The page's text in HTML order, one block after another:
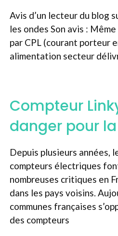
Avis d’un lecteur du blog
les ondes Son avis : Même
par CPL (courant porteur
alimentation secteur
Compteur
danger pour
Depuis plusieurs années,
compteurs électriques
nombreuses critiques en
dans les pays voisins.
communes françaises
des compteurs